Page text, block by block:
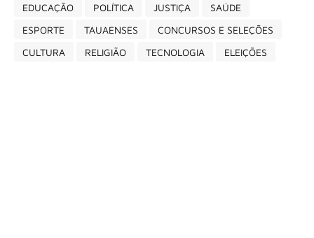
EDUCAÇÃO
POLÍTICA JUSTIÇA
SAÚDE
ESPORTE
TAUAENSES
CONCURSOS E SELEÇÕES
CULTURA
RELIGIÃO TECNOLOGIA ELEIÇÕES